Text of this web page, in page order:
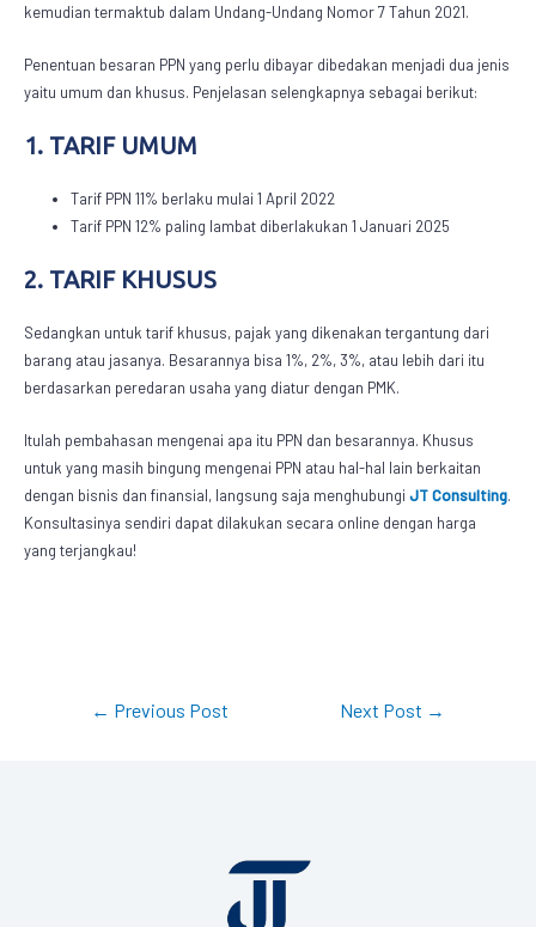
kemudian termaktub dalam Undang-Undang Nomor 7 Tahun 2021.
Penentuan besaran PPN yang perlu dibayar dibedakan menjadi dua jenis
yaitu umum dan khusus. Penjelasan selengkapnya sebagai berikut:
1. TARIF UMUM
Tarif PPN 11% berlaku mulai 1 April 2022
Tarif PPN 12% paling lambat diberlakukan 1 Januari 2025
2. TARIF KHUSUS
Sedangkan untuk tarif khusus, pajak yang dikenakan tergantung dari
barang atau jasanya. Besarannya bisa 1%, 2%, 3%, atau lebih dari itu
berdasarkan peredaran usaha yang diatur dengan PMK.
Itulah pembahasan mengenai apa itu PPN dan besarannya. Khusus
untuk yang masih bingung mengenai PPN atau hal-hal lain berkaitan
dengan bisnis dan finansial, langsung saja menghubungiJT Consulting.
Konsultasinya sendiri dapat dilakukan secara online dengan harga
yang terjangkau!
← Previous Post Next Post →